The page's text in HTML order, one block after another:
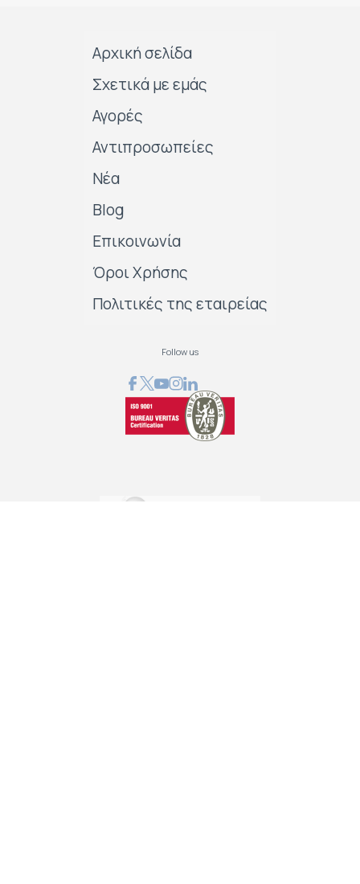
Αρχική σελίδα
Σχετικά με εμάς
Αγορές
Αντιπροσωπείες
Νέα
Blog
Επικοινωνία
Όροι Χρήσης
Πολιτικές της εταιρείας
Follow us